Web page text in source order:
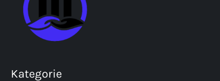
Kategorie